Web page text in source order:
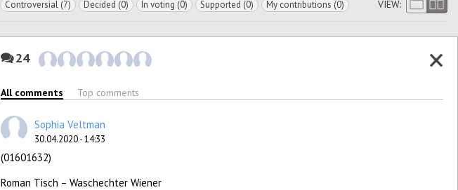
Controversial (7) Decided (0) In voting (0) Supported (0) My contributions (0) VIEW:
24
All comments Top comments
Sophia Veltman
30.04.2020 - 14:33
(01601632)
Roman Tisch – Waschechter Wiener